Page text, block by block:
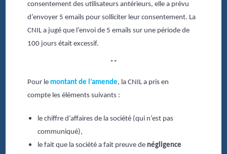
consentement des utilisateurs antérieurs, elle a prévu
d’envoyer 5 emails pour solliciter leur consentement. La
CNIL a jugé que l’envoi de 5 emails sur une période de
100 jours était excessif.
**
Pour le montant de l’amende, la CNIL a pris en
compte les éléments suivants :
le chiffre d’affaires de la société (qui n’est pas
communiqué),
le fait que la société a fait preuve de négligence